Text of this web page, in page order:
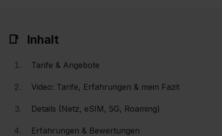
Inhalt
Tarife & Angebote
Video: Tarife, Erfahrungen & mein Fazit
Details (Netz, eSIM, 5G, Roaming)
Erfahrungen & Bewertungen